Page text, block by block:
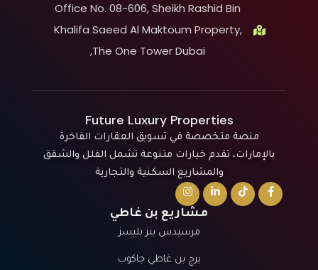
Office No. 08-606, Sheikh Rashid Bin
Khalifa Saeed Al Maktoum Property,
The One Tower Dubai,
Future Luxury Properties
منصة متخصصة في تسويق العقارات الفاخرة
بالإمارات، تقدم خيارات متنوعة تشمل الفلل والشقق
والمشاريع السكنية والتجارية
مشاريع بن غاطي
مرسيدس بنز بليسز
برج بن غاطي جاكوب